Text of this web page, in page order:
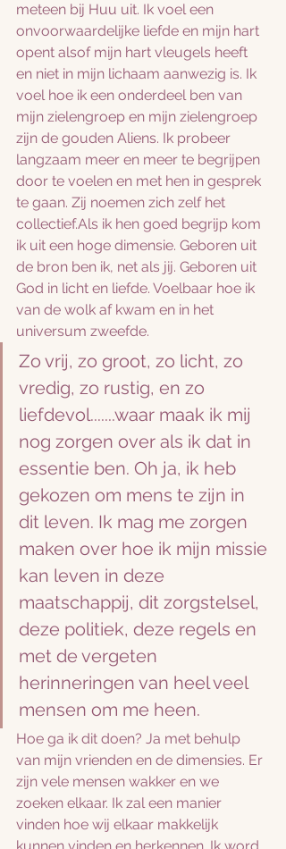
meteen bij Huu uit. Ik voel een
onvoorwaardelijke liefde en mijn hart
opent alsof mijn hart vleugels heeft
en niet in mijn lichaam aanwezig is. Ik
voel hoe ik een onderdeel ben van
mijn zielengroep en mijn zielengroep
zijn de gouden Aliens. Ik probeer
langzaam meer en meer te begrijpen
door te voelen en met hen in gesprek
te gaan. Zij noemen zich zelf het
collectief.Als ik hen goed begrijp kom
ik uit een hoge dimensie. Geboren uit
de bron ben ik, net als jij. Geboren uit
God in licht en liefde. Voelbaar hoe ik
van de wolk af kwam en in het
universum zweefde.
Zo vrij, zo groot, zo licht, zo
vredig, zo rustig, en zo
liefdevol.......waar maak ik mij
nog zorgen over als ik dat in
essentie ben. Oh ja, ik heb
gekozen om mens te zijn in
dit leven. Ik mag me zorgen
maken over hoe ik mijn missie
kan leven in deze
maatschappij, dit zorgstelsel,
deze politiek, deze regels en
met de vergeten
herinneringen van heel veel
mensen om me heen.
Hoe ga ik dit doen? Ja met behulp
van mijn vrienden en de dimensies. Er
zijn vele mensen wakker en we
zoeken elkaar. Ik zal een manier
vinden hoe wij elkaar makkelijk